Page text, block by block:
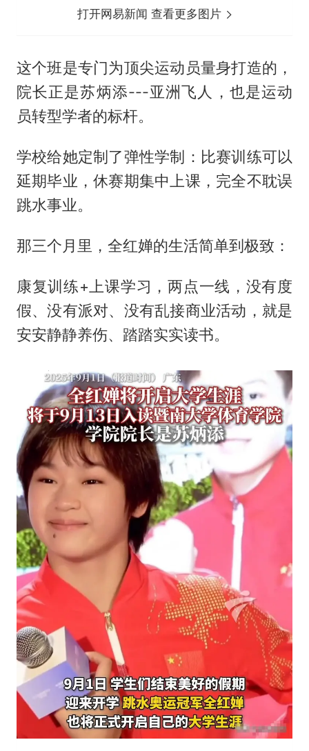
打开网易新闻 查看更多图片
这个班是专门为顶尖运动员量身打造的，
院长正是苏炳添---亚洲飞人，也是运动
员转型学者的标杆。
学校给她定制了弹性学制：比赛训练可以
延期毕业，休赛期集中上课，完全不耽误
跳水事业。
那三个月里，全红婵的生活简单到极致：
康复训练+上课学习，两点一线，没有度
假、没有派对、没有乱接商业活动，就是
安安静静养伤、踏踏实实读书。